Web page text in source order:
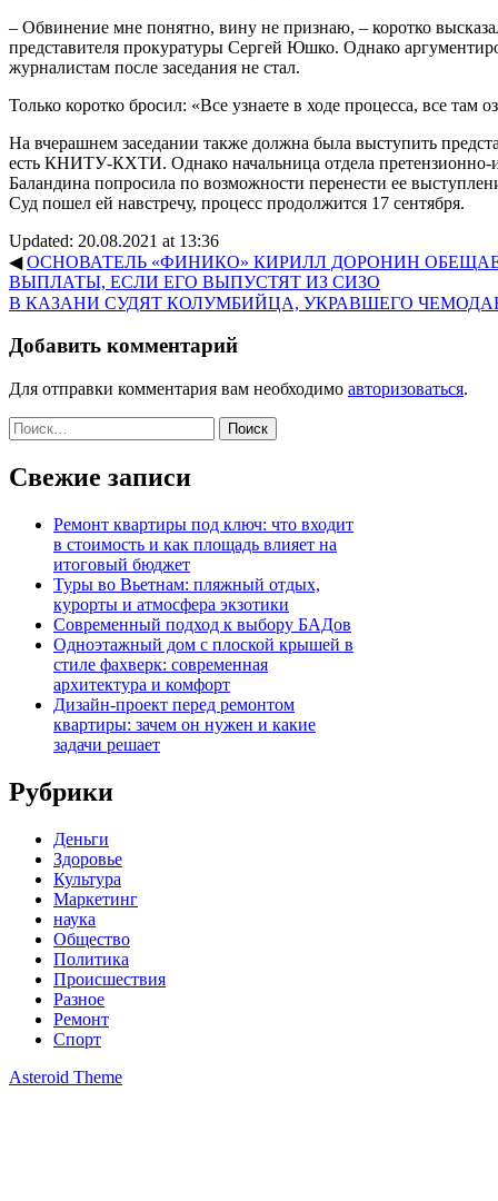
– Обвинение мне понятно, вину не признаю, – коротко
представителя прокуратуры Сергей Юшко. Однако
журналистам после заседания не стал.
Только коротко бросил: «Все узнаете в ходе процесса, все там
На вчерашнем заседании также должна была выступить
есть КНИТУ-КХТИ. Однако начальница отдела претензионно-
Баландина попросила по возможности перенести ее
Суд пошел ей навстречу, процесс продолжится 17 сентября.
Updated: 20.08.2021 at 13:36
◀ОСНОВАТЕЛЬ «ФИНИКО» КИРИЛЛ ДОРОНИН
ВЫПЛАТЫ, ЕСЛИ ЕГО ВЫПУСТЯТ ИЗ СИЗО
В КАЗАНИ СУДЯТ КОЛУМБИЙЦА, УКРАВШЕГО
Добавить комментарий
Для отправки комментария вам необходимо авторизоваться.
Найти:
Свежие записи
Ремонт квартиры под ключ: что входит
в стоимость и как площадь влияет на
итоговый бюджет
Туры во Вьетнам: пляжный отдых,
курорты и атмосфера экзотики
Современный подход к выбору БАДов
Одноэтажный дом с плоской крышей в
стиле фахверк: современная
архитектура и комфорт
Дизайн-проект перед ремонтом
квартиры: зачем он нужен и какие
задачи решает
Рубрики
Деньги
Здоровье
Культура
Маркетинг
наука
Общество
Политика
Происшествия
Разное
Ремонт
Спорт
Asteroid Theme